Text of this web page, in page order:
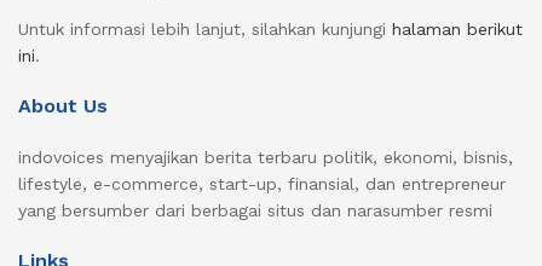
Untuk informasi lebih lanjut, silahkan kunjungi halaman berikut
ini.
About Us
indovoices menyajikan berita terbaru politik, ekonomi, bisnis,
lifestyle, e-commerce, start-up, finansial, dan entrepreneur
yang bersumber dari berbagai situs dan narasumber resmi
Links